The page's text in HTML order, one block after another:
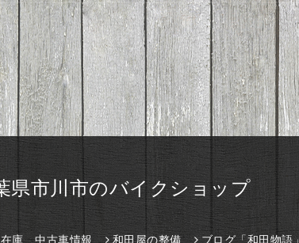
県市川市のバイクショップ
在庫、中古車情報 和田屋の整備 ブログ「和田物語」